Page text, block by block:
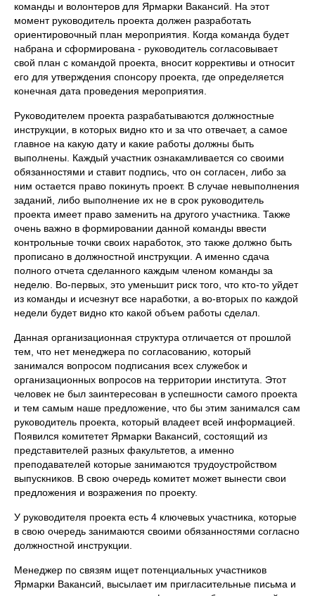
команды и волонтеров для Ярмарки Вакансий. На этот
момент руководитель проекта должен разработать
ориентировочный план мероприятия. Когда команда будет
набрана и сформирована - руководитель согласовывает
свой план с командой проекта, вносит коррективы и относит
его для утверждения спонсору проекта, где определяется
конечная дата проведения мероприятия.
Руководителем проекта разрабатываются должностные
инструкции, в которых видно кто и за что отвечает, а самое
главное на какую дату и какие работы должны быть
выполнены. Каждый участник ознакамливается со своими
обязанностями и ставит подпись, что он согласен, либо за
ним остается право покинуть проект. В случае невыполнения
заданий, либо выполнение их не в срок руководитель
проекта имеет право заменить на другого участника. Также
очень важно в формировании данной команды ввести
контрольные точки своих наработок, это также должно быть
прописано в должностной инструкции. А именно сдача
полного отчета сделанного каждым членом команды за
неделю. Во-первых, это уменьшит риск того, что кто-то уйдет
из команды и исчезнут все наработки, а во-вторых по каждой
недели будет видно кто какой объем работы сделал.
Данная организационная структура отличается от прошлой
тем, что нет менеджера по согласованию, который
занимался вопросом подписания всех служебок и
организационных вопросов на территории института. Этот
человек не был заинтересован в успешности самого проекта
и тем самым наше предложение, что бы этим занимался сам
руководитель проекта, который владеет всей информацией.
Появился комитетет Ярмарки Вакансий, состоящий из
представителей разных факультетов, а именно
преподавателей которые занимаются трудоустройством
выпускников. В свою очередь комитет может вынести свои
предложения и возражения по проекту.
У руководителя проекта есть 4 ключевых участника, которые
в свою очередь занимаются своими обязанностями согласно
должностной инструкции.
Менеджер по связям ищет потенциальных участников
Ярмарки Вакансий, высылает им пригласительные письма и